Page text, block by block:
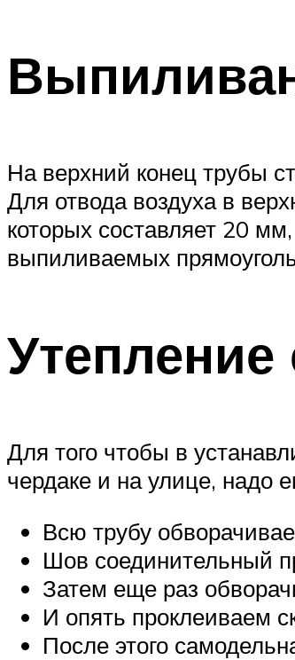
На верхний конец трубы
Для отвода воздуха в
которых составляет 20
выпиливаемых
Для того чтобы в
чердаке и на улице, надо
Всю трубу
Шов соединительный
Затем еще раз
И опять проклеиваем
После этого